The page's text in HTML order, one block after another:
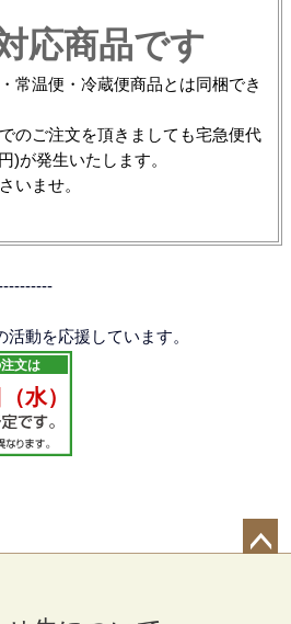
応商品です
常温便・冷蔵便商品とは同梱でき
のご注文を頂きましても宅急便代
)が発生いたします。
いませ。
動を応援しています。